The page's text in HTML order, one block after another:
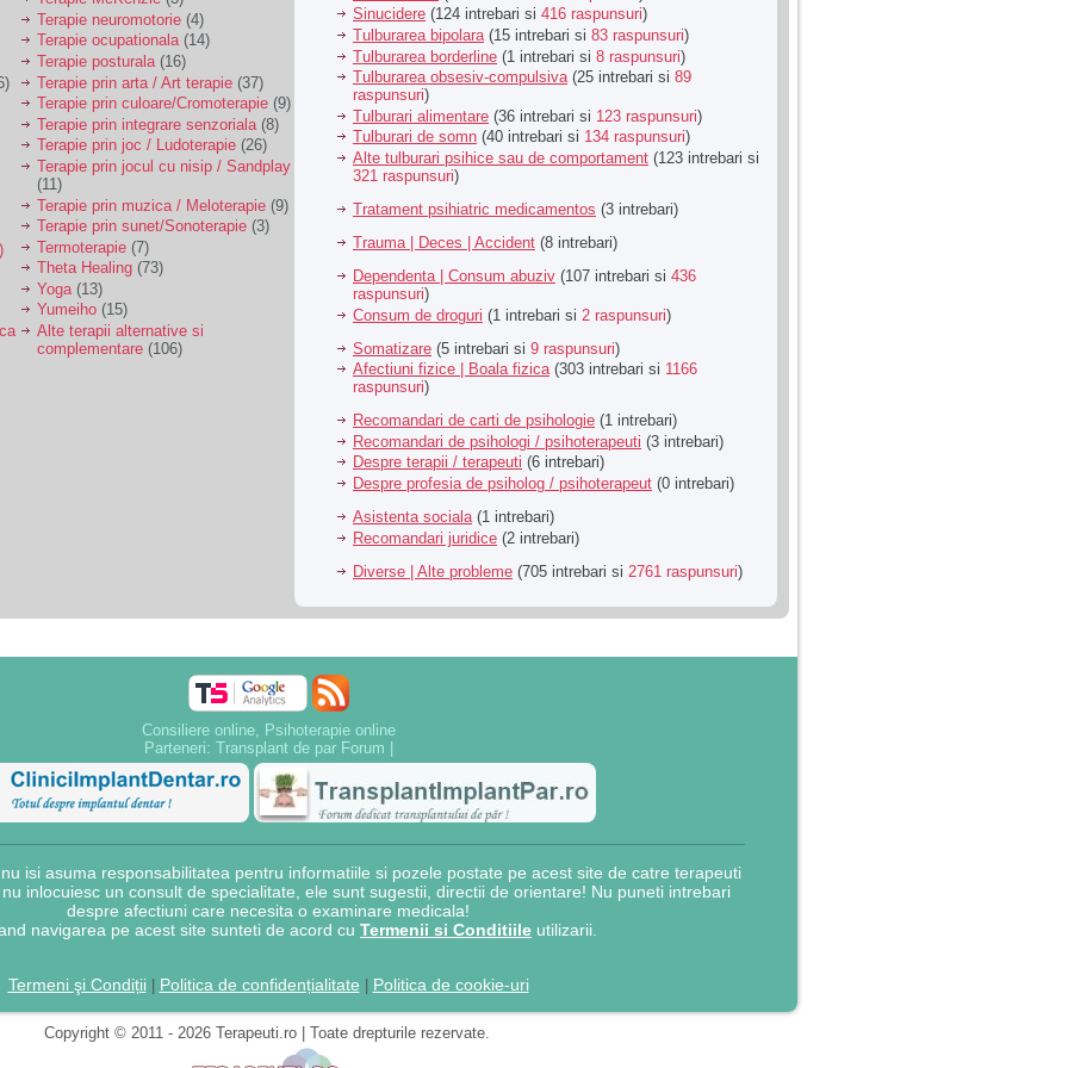
Terapie neuromotorie (4)
Terapie ocupationala(14)
Terapie posturala (16)
Terapie prin arta / Art terapie (37)
Terapie prin culoare/Cromoterapie (9)
Terapie prin integrare senzoriala (8)
Terapie prin joc / Ludoterapie (26)
Terapie prin jocul cu nisip / Sandplay
(11)
Terapie prin muzica / Meloterapie (9)
Terapie prin sunet/Sonoterapie (3)
Termoterapie (7)
Theta Healing (73)
Yoga (13)
Yumeiho (15)
Alte terapii alternative si
complementare (106)
Sinucidere (124 intrebari si 416 raspunsuri)
Tulburarea bipolara(15 intrebari si 83 raspunsuri)
Tulburarea borderline (1 intrebari si 8 raspunsuri)
Tulburarea obsesiv-compulsiva(25 intrebari si 89
raspunsuri)
Tulburari alimentare (36 intrebari si 123 raspunsuri)
Tulburari de somn (40 intrebari si 134 raspunsuri)
Alte tulburari psihice sau de comportament (123 intrebari si
321 raspunsuri)
Tratament psihiatric medicamentos (3 intrebari)
Trauma | Deces | Accident (8 intrebari)
Dependenta | Consum abuziv (107 intrebari si 436
raspunsuri)
Consum de droguri (1 intrebari si 2 raspunsuri)
Somatizare (5 intrebari si 9 raspunsuri)
Afectiuni fizice | Boala fizica(303 intrebari si 1166
raspunsuri)
Recomandari de carti de psihologie (1 intrebari)
Recomandari de psihologi / psihoterapeuti (3 intrebari)
Despre terapii / terapeuti (6 intrebari)
Despre profesia de psiholog / psihoterapeut (0 intrebari)
Asistenta sociala (1 intrebari)
Recomandari juridice (2 intrebari)
Diverse | Alte probleme (705 intrebari si 2761 raspunsuri)
Consiliere online, Psihoterapie online
Parteneri: Transplant de par Forum
isi asuma responsabilitatea pentru informatiile si pozele postate pe acest site de catre terapeuti
inlocuiesc un consult de specialitate, ele sunt sugestii, directii de orientare! Nu puneti intrebari
despre afectiuni care necesita o examinare medicala!
navigarea pe acest site sunteti de acord cu Termenii si Conditiile utilizarii.
Termeni şi Condiții| Politica de confidențialitate Politica de cookie-uri
Copyright © 2011 - 2026 Terapeuti.ro | Toate drepturile rezervate.